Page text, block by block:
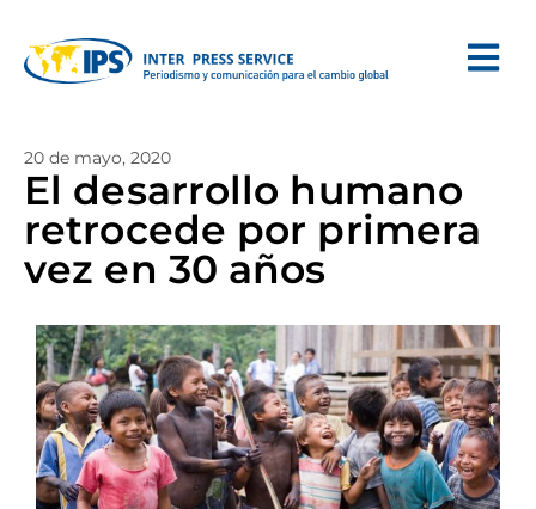
20 de mayo, 2020
El desarrollo humano
retrocede por primera
vez en 30 años